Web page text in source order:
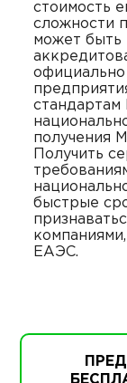
стоимость
сложности
может быть
стандартам
получения
Получить
быстрые
ЕАЭС.